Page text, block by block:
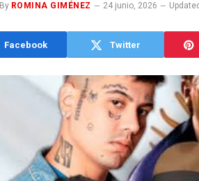
By ROMINA GIMÉNEZ 24 junio, 2026
Facebook Twitter